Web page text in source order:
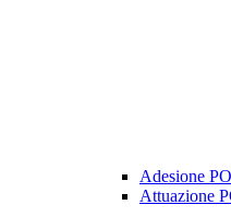
Adesione
Attuazione